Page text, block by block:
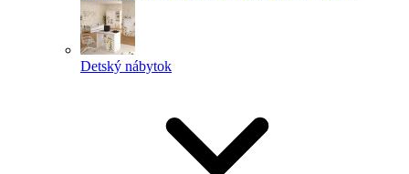
Detský nábytok